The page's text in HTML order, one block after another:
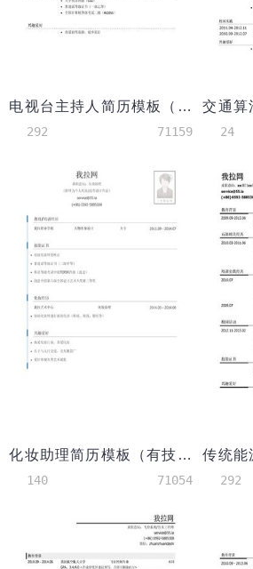
电视台主持人简历模板（有社会实践）
292 71159 24
化妆助理简历模板（有技能证书）
140 71054 292